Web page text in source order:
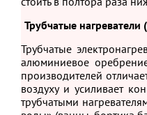
Трубчатые
Трубчатые
алюминиевое
производителей
воздуху и усиливает
трубчатыми